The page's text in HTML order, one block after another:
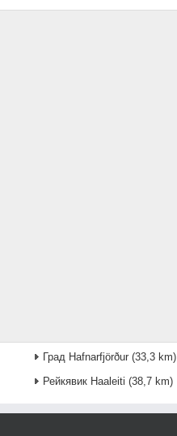
Град Hafnarfjörður (33,3 km)
Рейкявик Haaleiti (38,7 km)